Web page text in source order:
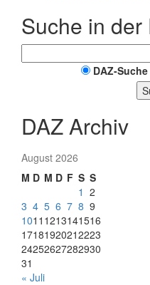
Suche in der
DAZ-Suche
DAZ Archiv
August 2026
M D M D F S S
1 2
3 4 5 6 7 8 9
1011 1213141516
17181920212223
24252627282930
31
« Juli